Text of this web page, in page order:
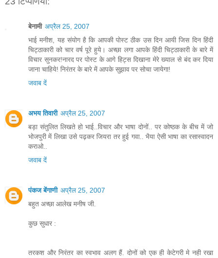
बेनामी अप्रैल 25, 2007
भाई मनीश, यह संयोग है कि आपकी पोस्ट ठीक उस दिन आयी जिस दिन हिंदी
चिट्ठाकारी को चार वर्ष पूरे हुये। अच्छा लगा आपके हिंदी चिट्ठाकारी के बारे में
विचार सुनकर!नारद पर पोस्ट के आगे हिट्स दिखाना मेरे ख्याल से बंद कर दिया
जाना चाहिये! निरंतर के बारे में आपके सुझाव पर सोचा जायेगा!
जवाब दें
अभय तिवारी अप्रैल 25, 2007
बड़ा संतुलित लिखते हो भाई..विचार और भाषा दोनों.. पर कोष्ठक के बीच में जो
भोजपुरी में लिखा उसे पढ़कर जियरा तर हुई गवा.. भैया ऐसी भाषा का रसास्वादन
कराओ..
जवाब दें
पंकज बेंगाणी अप्रैल 25, 2007
बहुत अच्छा आलेख मनीष जी.
कुछ सुधार :
तरकश और निरंतर का स्वभाव अलग हैं. दोनों को एक ही केटेगरी मे नही रखा